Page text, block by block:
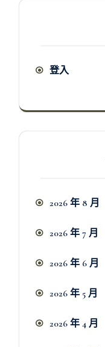
登入
2026 年 8 月
2026 年 7 月
2026 年 6 月
2026 年 5 月
2026 年 4 月